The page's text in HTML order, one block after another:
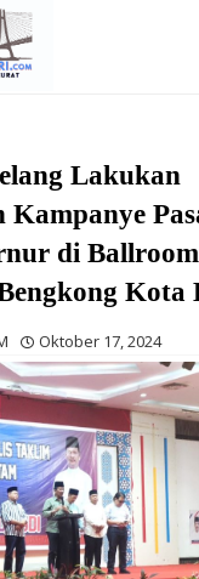
Lakukan
Kampanye
di
Kota
Oktober 17, 2024